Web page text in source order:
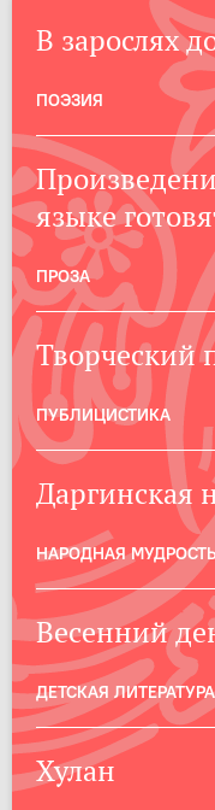
В зарослях
ПОЭЗИЯ
языке
ПРОЗА
Творческий
ПУБЛИЦИСТИКА
Даргинская
НАРОДНАЯ МУДРОСТЬ
Весенний
ДЕТСКАЯ ЛИТЕРАТУРА
Хулан